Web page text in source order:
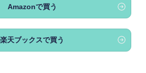
Amazonで買う
楽天ブックスで買う